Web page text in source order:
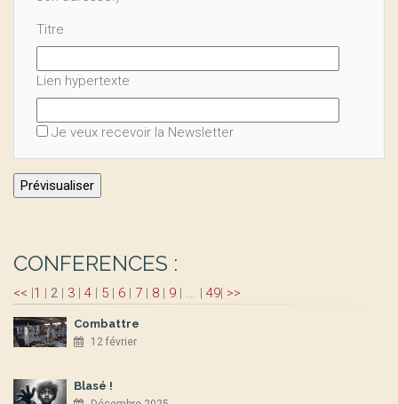
Titre
Lien hypertexte
Je veux recevoir la Newsletter
CONFERENCES :
<< |1 | 2 | 3 | 4 | 5 | 6 | 7 | 8 | 9 | ... | 49| >>
Combattre
12 février
Blasé !